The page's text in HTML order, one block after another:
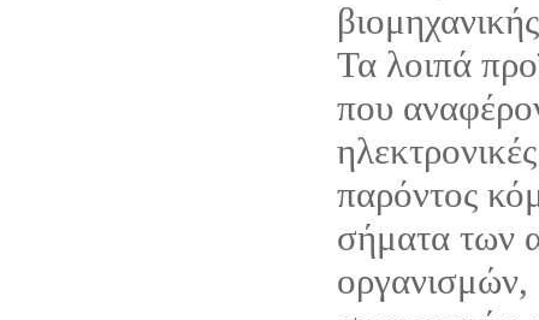
Τα λοιπά
που
παρόντος
σήματα των
οργανισμών,